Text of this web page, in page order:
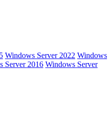
Windows Server 2022 Windows
Server 2016 Windows Server